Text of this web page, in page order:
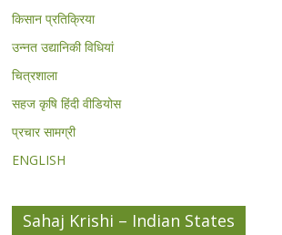
किसान प्रतिक्रिया
उन्नत उद्यानिकी विधियां
चित्रशाला
सहज कृषि हिंदी वीडियोस
प्रचार सामग्री
ENGLISH
Sahaj Krishi – Indian States